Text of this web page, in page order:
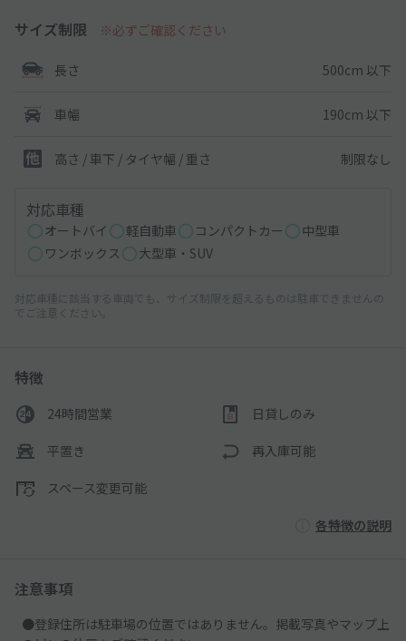
サイズ制限 ※必ずご確認ください
長さ 500cm 以下
車幅 190cm 以下
高さ / 車下 / タイヤ幅 / 重さ 制限なし
対応車種
オートバイ 軽自動車 コンパクトカー
中型車
ワンボックス
大型車・SUV
対応車種に該当する車両でも、サイズ制限を超えるものは駐車できませんの
でご注意ください。
特徴
24時間営業 日貸しのみ
平置き 再入庫可能
スペース変更可能
各特徴の説明
注意事項
●登録住所は駐車場の位置ではありません。掲載写真やマップ上